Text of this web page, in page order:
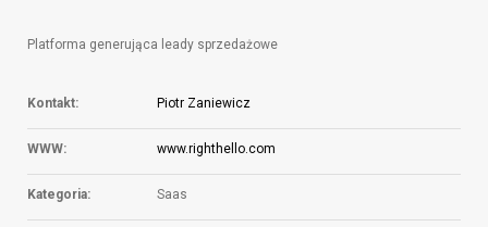
Platforma generująca leady sprzedażowe
Kontakt: Piotr Zaniewicz
WWW: www.righthello.com
Kategoria: Saas